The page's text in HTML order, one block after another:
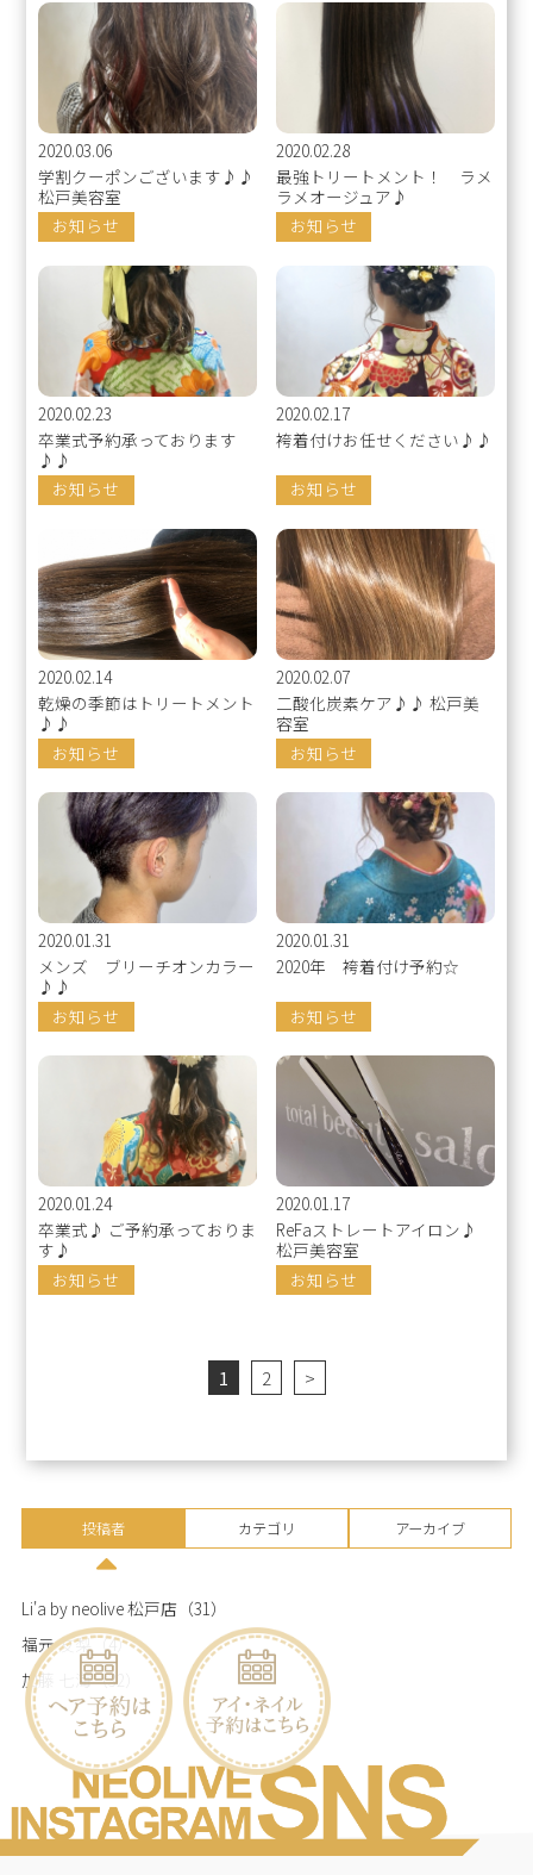
2020.03.06
学割クーポンございます♪♪
松戸美容室
お知らせ
2020.02.28
最強トリートメント！ ラメ
ラメオージュア♪
お知らせ
2020.02.23
卒業式予約承っております
♪♪
お知らせ
2020.02.17
袴着付けお任せください♪♪
お知らせ
2020.02.14
乾燥の季節はトリートメント
♪♪
お知らせ
2020.02.07
二酸化炭素ケア♪♪ 松戸美
容室
お知らせ
2020.01.31
メンズ ブリーチオンカラー
♪♪
お知らせ
2020.01.31
2020年 袴着付け予約☆
お知らせ
2020.01.24
卒業式♪ ご予約承っておりま
す♪
お知らせ
2020.01.17
ReFaストレートアイロン♪
松戸美容室
お知らせ
1 2 >
投稿者 カテゴリ アーカイブ
Li'a by neolive 松戸店 （31）
福元 友梨（4）
加藤 七海（32）